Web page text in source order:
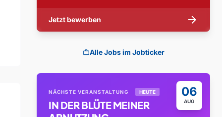
Jetzt bewerben arrow_forward
workAlle Jobs im Jobticker
06
AUG
NÄCHSTE VERANSTALTUNG HEUTE
IN DER BLÜTE MEINER